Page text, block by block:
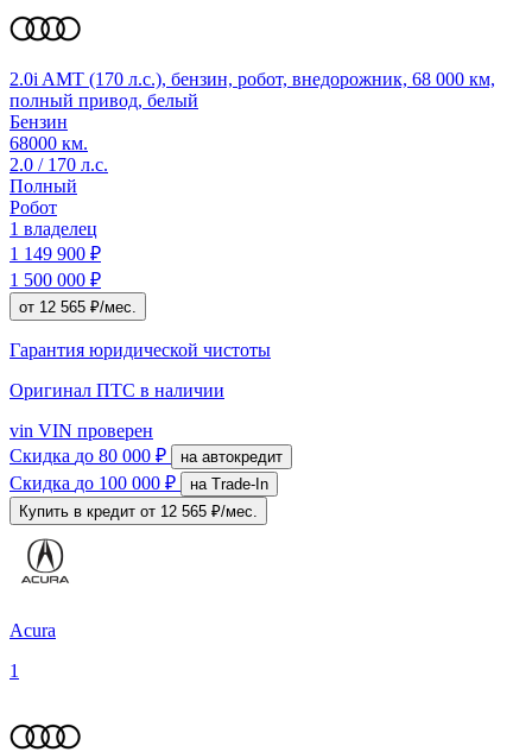
2.0i AMT (170 л.с.), бензин, робот, внедорожник, 68 000 км,
полный привод, белый
Бензин
68000 км.
2.0 / 170 л.с.
Полный
Робот
1 владелец
1 149 900 ₽
1 500 000 ₽
от 12 565 ₽/мес.
Гарантия юридической чистоты
Оригинал ПТС в наличии
vin VIN проверен
Скидка до 80 000 ₽ на автокредит
Скидка до 100 000 ₽
на Trade-In
Купить в кредит от 12 565 ₽/мес.
Acura
1